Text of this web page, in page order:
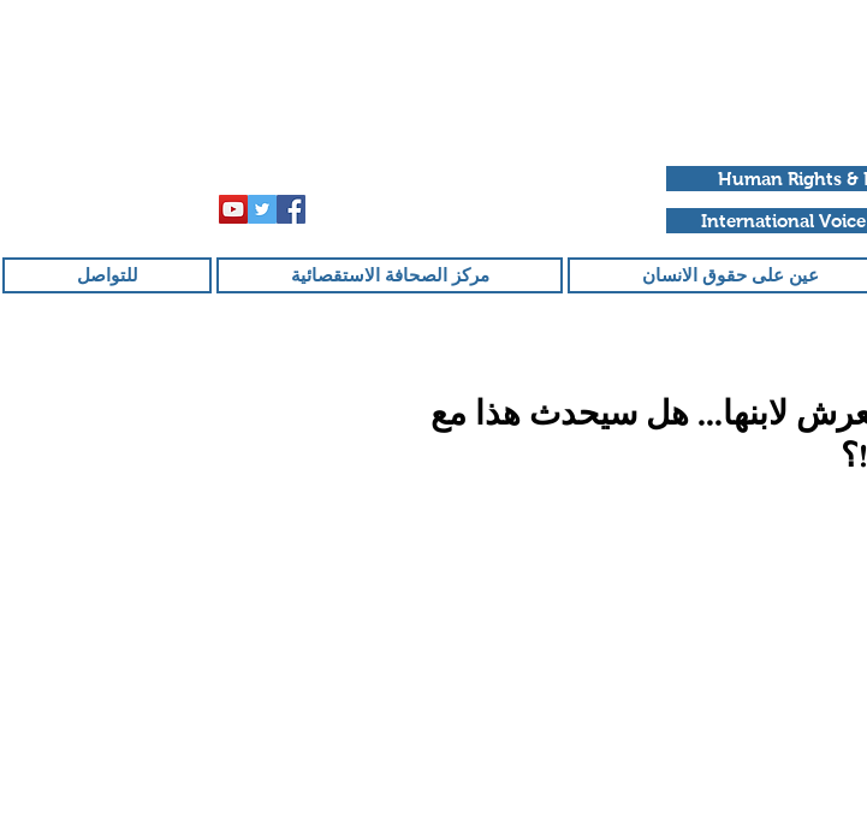
Human Rights &
International
عين على حقوق الانسان مركز الصحافة الاستقصائية للتواصل
لابنها… هل سيحدث هذا مع